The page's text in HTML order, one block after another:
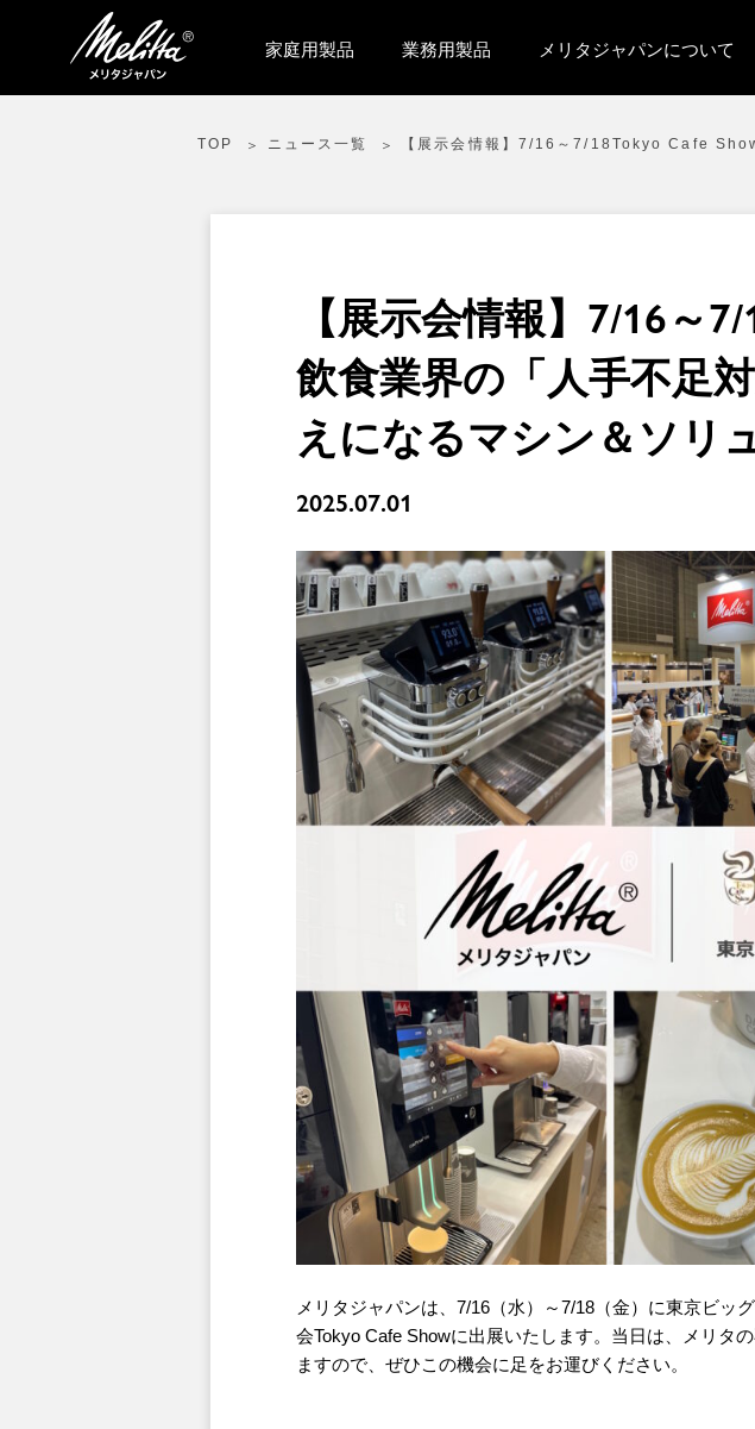
家庭用製品 業務用製品 メリタジャパンについて
TOP ニュース一覧 【展示会情報】7/16～7/18Tokyo Cafe
【展示会情報】7/16～
飲食業界の「人手不足
えになるマシン＆ソリ
2025.07.01
メリタジャパンは、7/16（水）～7/18（金）に東京ビ
会Tokyo Cafe Showに出展いたします。当日は、メリタ
ますので、ぜひこの機会に足をお運びください。